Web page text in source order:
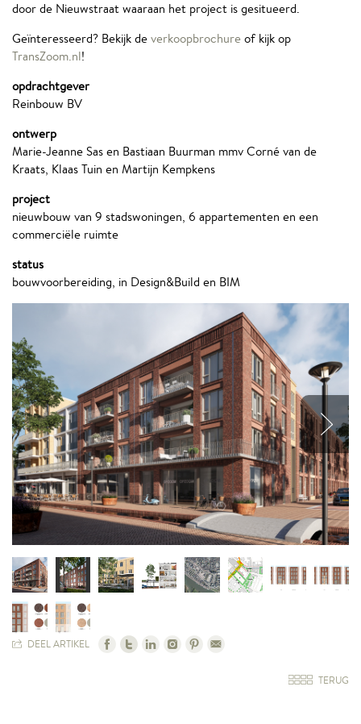
door de Nieuwstraat waaraan het project is gesitueerd.
Geïnteresseerd? Bekijk de verkoopbrochure of kijk op
TransZoom.nl!
opdrachtgever
Reinbouw BV
ontwerp
Marie-Jeanne Sas en Bastiaan Buurman mmv Corné van de
Kraats, Klaas Tuin en Martijn Kempkens
project
nieuwbouw van 9 stadswoningen, 6 appartementen en een
commerciële ruimte
status
bouwvoorbereiding, in Design&Build en BIM
DEEL ARTIKEL
TERUG